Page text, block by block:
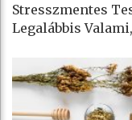
Stresszmentes
Legalábbis